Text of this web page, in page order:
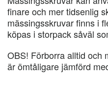
finare och mer tidsenlig
mässingsskruvar finns i
köpas i storpack såväl
OBS! Förborra alltid och
är ömtåligare jämförd